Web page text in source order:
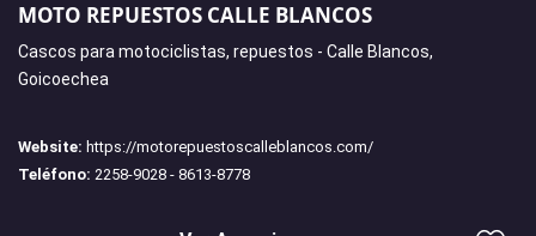
MOTO REPUESTOS CALLE BLANCOS
Cascos para motociclistas, repuestos - Calle Blancos,
Goicoechea
Website: https://motorepuestoscalleblancos.com/
Teléfono: 2258-9028 - 8613-8778